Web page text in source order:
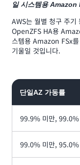
일 시스템용
AWS는 월별 청구 주
OpenZFS HA용
스템용 Amazon FSx
기울일 것입니다.
단일AZ 가동률
99.9% 미만,
99.0% 미만,